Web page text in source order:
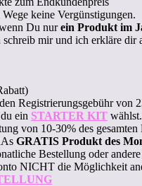
keine Vergünstigungen.
Du nurein Produkt im
schreib mir und ich erkläre dir
Registrierungsgebühr von
ein STARTER KIT wählst.
von 10-30% des
GRATIS Produkt des
Bestellung oder
NICHT die Möglichkeit